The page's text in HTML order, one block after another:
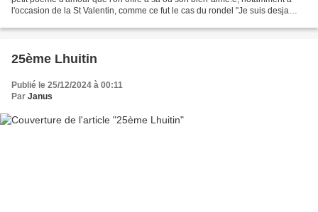
l'occasion de la St Valentin, comme ce fut le cas du rondel "Je suis desja
25ème Lhuitin
Publié le 25/12/2024 à 00:11
Par Janus